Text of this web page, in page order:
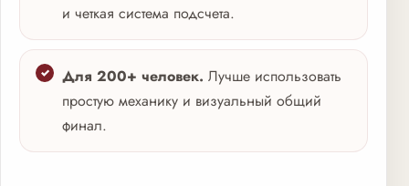
и четкая система подсчета.
Для 200+ человек. Лучше использовать
простую механику и визуальный общий
финал.